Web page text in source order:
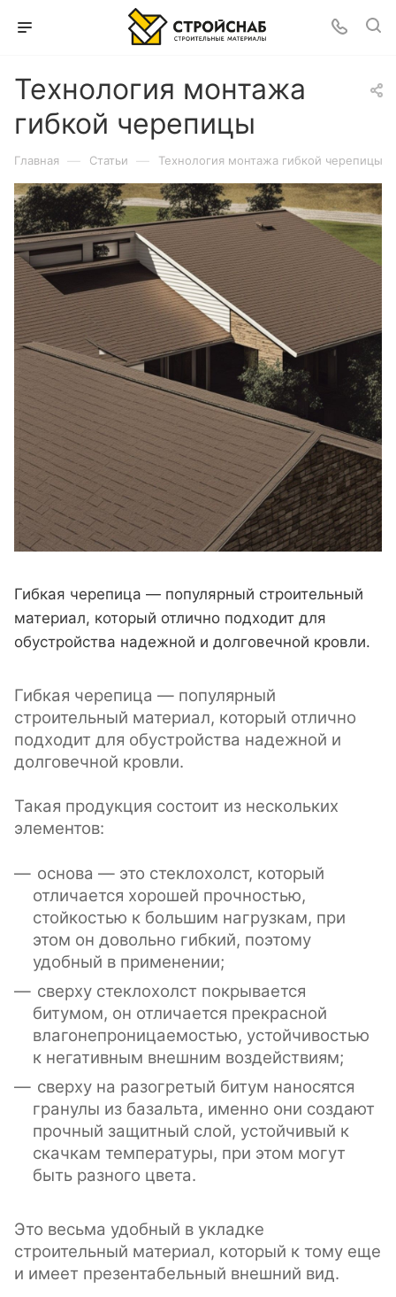
Технология монтажа
гибкой черепицы
Главная — Статьи — Технология монтажа гибкой черепицы
Гибкая черепица — популярный строительный
материал, который отлично подходит для
обустройства надежной и долговечной кровли.
Гибкая черепица — популярный
строительный материал, который отлично
подходит для обустройства надежной и
долговечной кровли.
Такая продукция состоит из нескольких
элементов:
основа — это стеклохолст, который
отличается хорошей прочностью,
стойкостью к большим нагрузкам, при
этом он довольно гибкий, поэтому
удобный в применении;
сверху стеклохолст покрывается
битумом, он отличается прекрасной
влагонепроницаемостью, устойчивостью
к негативным внешним воздействиям;
сверху на разогретый битум наносятся
гранулы из базальта, именно они создают
прочный защитный слой, устойчивый к
скачкам температуры, при этом могут
быть разного цвета.
Это весьма удобный в укладке
строительный материал, который к тому еще
и имеет презентабельный внешний вид.